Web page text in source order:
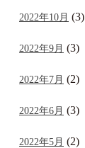
2022年10月 (3)
2022年9月 (3)
2022年7月 (2)
2022年6月 (3)
2022年5月 (2)